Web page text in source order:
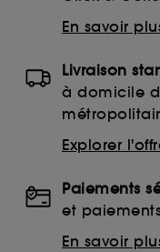
En savoir
Livraison
à domicile
Explorer
Paiements
et
En savoir
moment choisir de
souhaitez obtenir